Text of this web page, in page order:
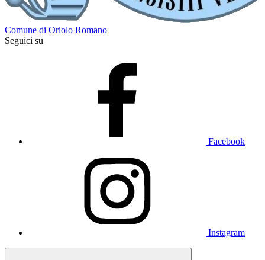
Comune di Oriolo Romano
Seguici su
Facebook
Instagram